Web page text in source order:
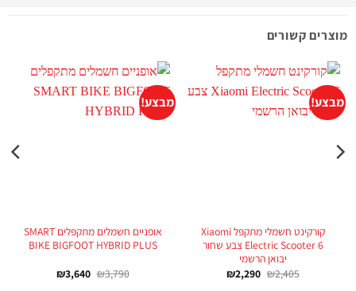
מוצרים קשורים
מבצע!
קורקינט חשמלי מתקפל Xiaomi
Electric Scooter 6 צבע שחור
יבואן הרשמי
₪2,405
₪2,290
מבצע!
אופניים חשמלים מתקפלים SMART
BIKE BIGFOOT HYBRID PLUS
₪3,790
₪3,640